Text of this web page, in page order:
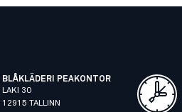
BLÅKLÄDERI PEAKONTOR
LAKI 30
12915 TALLINN